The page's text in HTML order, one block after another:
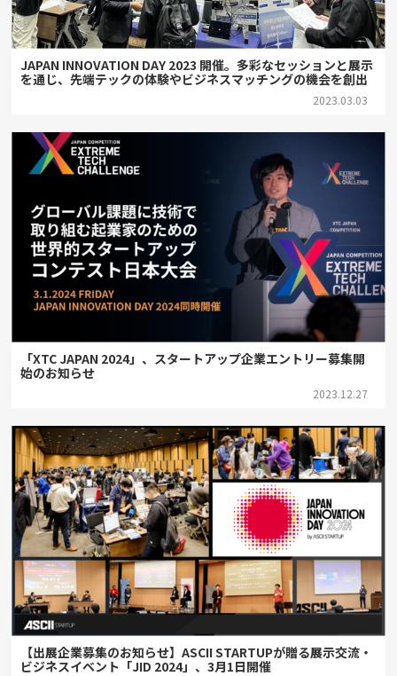
JAPAN INNOVATION DAY 2023 開催。多彩なセッションと展示
を通じ、先端テックの体験やビジネスマッチングの機会を創出
2023.03.03
「XTC JAPAN 2024」、スタートアップ企業エントリー募集開
始のお知らせ
2023.12.27
【出展企業募集のお知らせ】ASCII STARTUPが贈る展示交流・
ビジネスイベント「JID 2024」、3月1日開催